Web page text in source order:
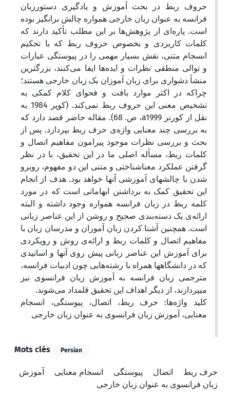
حروف ربط در بحث آموزش و یادگیری دستورزبان
فرانسه به عنوان زبان خارجی همواره چالش برانگیز بوده
است. پاره‌ای از پژوهش‌ها بر این مطلب تأکید دارند که
کلمات کاربردی و بخصوص حروف ربط که با تحکیم
انسجام متنی، نقش بسیار مهمی را در پیوستگی عبارات
و توالی منطقی نظرات و ایده‌ها ایفا می‌کنند، بزرگترین
منشأ دشواری برای زبان آموزان یک زبان خارجی هستند؛
چراکه در اکثر موارد بافت و فحوای کلام کمکی به
تشخیص معنی این حروف ربط نمی‌کند. (کوپر 1984 به
نقل از کورنر a1999، ص. 68). مقاله حاضر قصد دارد که
به بررسی چند معنایی واژه‌ی حرف ربط بپردازد. پس از
بحث و بررسی نظرات موجود پیرامون مفاهیم اتصال و
کلمات ربط، مسأله اصلی ما در این تحقیق، با در نظر
گرفتن عملکرد معناشناختی و متنی این دو مفهوم، روبرو
شدن با چالشهای آموزشی آنها خواهد بود. هدف از انجام
این تحقیق کمک به برداشتن ابهاماتی است که در مورد
کلمه ربط در زبان فرانسه همواره وجود داشته و البته
ارائه‌ی یک دسته‌بندی صحیح و روشن از این عناصر زبانی
است. همچنین آشنا کردن زبان آموزان و مدرسان زبان با
مفاهیم اتصال و کلمات ربط و ارائه‌ی روش و رویکردی
برای آموزش این عناصر زبانی پیش روی آنها و اساتیدی
که در دانشگاهها همراه با رشته‌هایی چون ادبیات فرانسه،
مترجمی زبان فرانسه به آموزش زبان فرانسوی نیز
میپردازند، از دیگر اهداف این تحقیق قلمداد می‌شوند.
کلید واژه‌ها: حرف ربط، اتصال، پیوستگی، انسجام
معنایی، آموزش زبان فرانسوی به عنوان زبان خارجی
Mots clés Persian
حرف ربط اتصال پیوستگی انسجام معنایی
آموزش
زبان فرانسوی به عنوان زبان خارجی